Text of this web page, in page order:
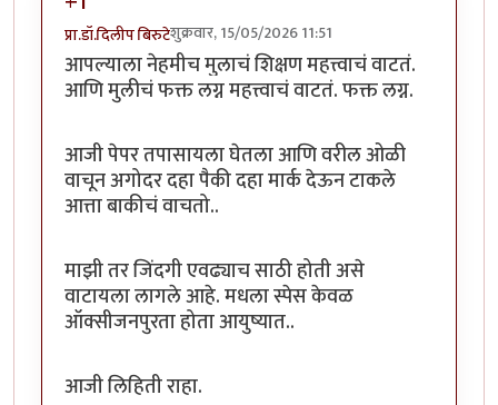
प्रा.डॉ.दिलीप बिरुटेशुक्रवार, 15/05/2026 11:51
आपल्याला नेहमीच मुलाचं शिक्षण महत्त्वाचं वाटतं.
आणि मुलीचं फक्त लग्न महत्त्वाचं वाटतं. फक्त लग्न.
आजी पेपर तपासायला घेतला आणि वरील ओळी
वाचून अगोदर दहा पैकी दहा मार्क देऊन टाकले
आत्ता बाकीचं वाचतो..
माझी तर जिंदगी एवढ्याच साठी होती असे
वाटायला लागले आहे. मधला स्पेस केवळ
ऑक्सीजनपुरता होता आयुष्यात..
आजी लिहिती राहा.